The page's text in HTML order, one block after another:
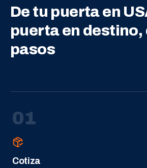
De tu puerta en
puerta en destino,
pasos
01
Cotiza